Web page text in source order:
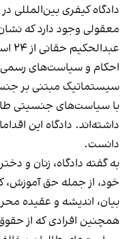
دادگاه کیفری بین‌المللی
معقولی وجود دارد که
احکام و سیاست‌های رسمی،
سیستماتیک مبتنی بر
با سیاست‌های جنسیتی
داشته‌اند. دادگاه این
دانست.
به گفته دادگاه، زنان و
خود، از جمله حق آموزش،
بیان، اندیشه و عقیده
همچنین افرادی که از